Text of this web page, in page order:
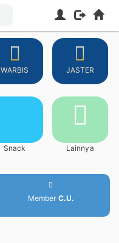
WARBIS JASTER
Snack Lainnya
Member C.U.